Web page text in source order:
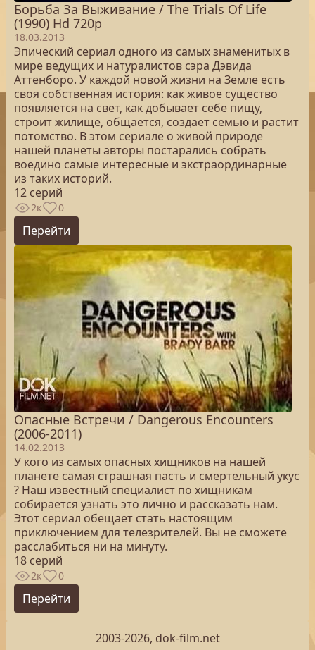
Борьба За Выживание / The Trials Of Life
(1990) Hd 720p
18.03.2013
Эпический сериал одного из самых знаменитых в
мире ведущих и натуралистов сэра Дэвида
Аттенборо. У каждой новой жизни на Земле есть
своя собственная история: как живое существо
появляется на свет, как добывает себе пищу,
строит жилище, общается, создает семью и растит
потомство. В этом сериале о живой природе
нашей планеты авторы постарались собрать
воедино самые интересные и экстраординарные
из таких историй.
12 серий
2к 0
Перейти
Опасные Встречи / Dangerous Encounters
(2006-2011)
14.02.2013
У кого из самых опасных хищников на нашей
планете самая страшная пасть и смертельный укус
? Наш известный специалист по хищникам
собирается узнать это лично и рассказать нам.
Этот сериал обещает стать настоящим
приключением для телезрителей. Вы не сможете
расслабиться ни на минуту.
18 серий
2к 0
Перейти
2003-2026, dok-film.net